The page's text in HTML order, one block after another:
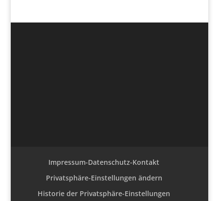
Impressum-Datenschutz-Kontakt
Privatsphäre-Einstellungen ändern
Historie der Privatsphäre-Einstellungen